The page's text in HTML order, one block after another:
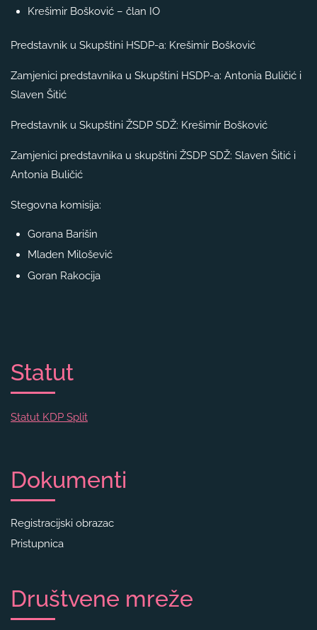
Krešimir Bošković – član IO
Predstavnik u Skupštini HSDP-a: Krešimir Bošković
Zamjenici predstavnika u Skupštini HSDP-a: Antonia Buličić i
Slaven Šitić
Predstavnik u Skupštini ŽSDP SDŽ: Krešimir Bošković
Zamjenici predstavnika u skupštini ŽSDP SDŽ: Slaven Šitić i
Antonia Buličić
Stegovna komisija:
Gorana Barišin
Mladen Milošević
Goran Rakocija
Statut
Statut KDP Split
Dokumenti
Registracijski obrazac
Pristupnica
Društvene mreže